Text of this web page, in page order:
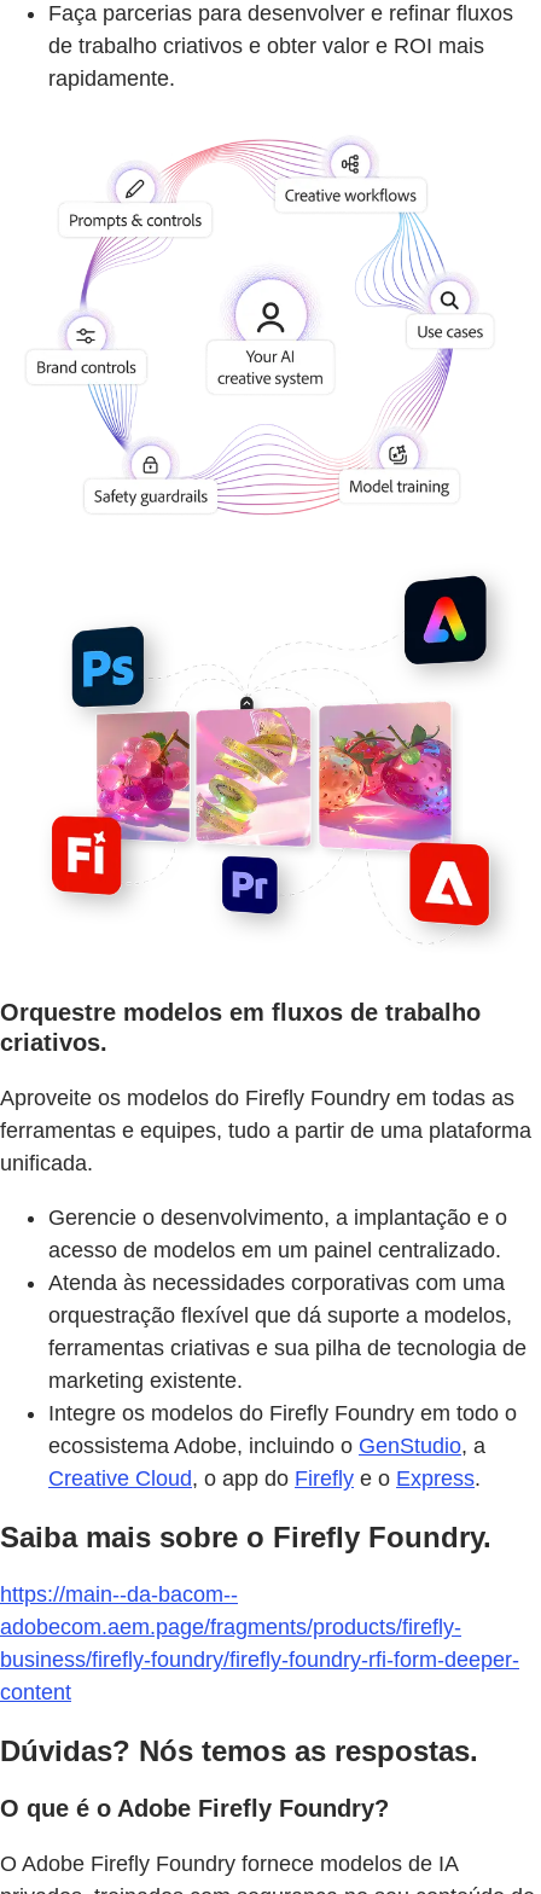
Faça parcerias para desenvolver e refinar fluxos
de trabalho criativos e obter valor e ROI mais
rapidamente.
Orquestre modelos em fluxos de trabalho
criativos.
Aproveite os modelos do Firefly Foundry em todas as
ferramentas e equipes, tudo a partir de uma plataforma
unificada.
Gerencie o desenvolvimento, a implantação e o
acesso de modelos em um painel centralizado.
Atenda às necessidades corporativas com uma
orquestração flexível que dá suporte a modelos,
ferramentas criativas e sua pilha de tecnologia de
marketing existente.
Integre os modelos do Firefly Foundry em todo o
ecossistema Adobe, incluindo o GenStudio, a
Creative Cloud, o app do Firefly e o Express.
Saiba mais sobre o Firefly Foundry.
https://main--da-bacom--
adobecom.aem.page/fragments/products/firefly-
business/firefly-foundry/firefly-foundry-rfi-form-deeper-
content
Dúvidas? Nós temos as respostas.
O que é o Adobe Firefly Foundry?
O Adobe Firefly Foundry fornece modelos de IA